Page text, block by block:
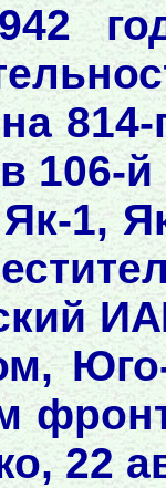
106-
1,
22